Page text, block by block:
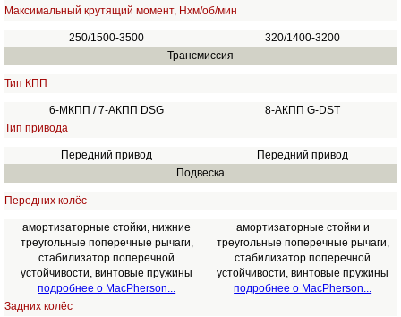
Максимальный крутящий момент, Нхм/об/мин
250/1500-3500
320/1400-3200
Трансмиссия
Тип КПП
6-МКПП / 7-АКПП DSG
8-АКПП G-DST
Тип привода
Передний привод
Передний привод
Подвеска
Передних колёс
амортизаторные стойки, нижние
треугольные поперечные рычаги,
стабилизатор поперечной
устойчивости, винтовые пружины
подробнее о MacPherson...
амортизаторные стойки и
треугольные поперечные рычаги,
стабилизатор поперечной
устойчивости, винтовые пружины
подробнее о MacPherson...
Задних колёс